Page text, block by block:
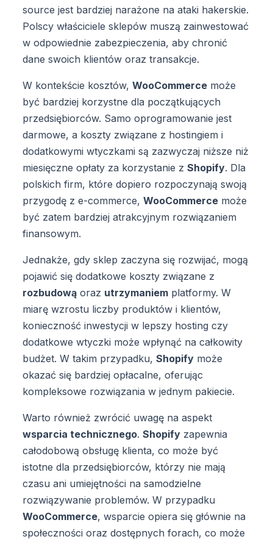
source jest bardziej narażone na ataki hakerskie.
Polscy właściciele sklepów muszą zainwestować
w odpowiednie zabezpieczenia, aby chronić
dane swoich klientów oraz transakcje.
W kontekście kosztów,WooCommerce może
być bardziej korzystne dla początkujących
przedsiębiorców. Samo oprogramowanie jest
darmowe, a koszty związane z hostingiem i
dodatkowymi wtyczkami są zazwyczaj niższe niż
miesięczne opłaty za korzystanie zShopify. Dla
polskich firm, które dopiero rozpoczynają swoją
przygodę z e-commerce,WooCommerce może
być zatem bardziej atrakcyjnym rozwiązaniem
finansowym.
Jednakże, gdy sklep zaczyna się rozwijać, mogą
pojawić się dodatkowe koszty związane z
rozbudową oraz utrzymaniem platformy. W
miarę wzrostu liczby produktów i klientów,
konieczność inwestycji w lepszy hosting czy
dodatkowe wtyczki może wpłynąć na całkowity
budżet. W takim przypadku,Shopify może
okazać się bardziej opłacalne, oferując
kompleksowe rozwiązania w jednym pakiecie.
Warto również zwrócić uwagę na aspekt
wsparcia technicznego.Shopify zapewnia
całodobową obsługę klienta, co może być
istotne dla przedsiębiorców, którzy nie mają
czasu ani umiejętności na samodzielne
rozwiązywanie problemów. W przypadku
WooCommerce, wsparcie opiera się głównie na
społeczności oraz dostępnych forach, co może